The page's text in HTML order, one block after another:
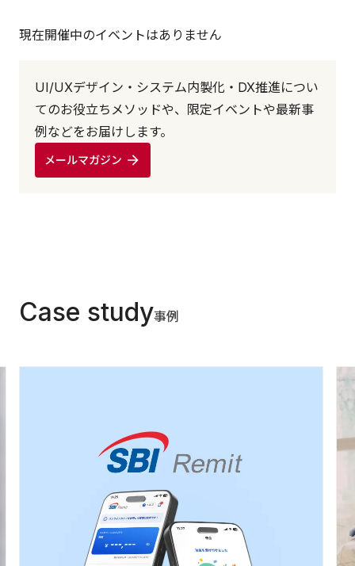
現在開催中のイベントはありません
UI/UXデザイン・システム内製化・DX推進につい
てのお役立ちメソッドや、限定イベントや最新事
例などをお届けします。
メールマガジン
Case study事例